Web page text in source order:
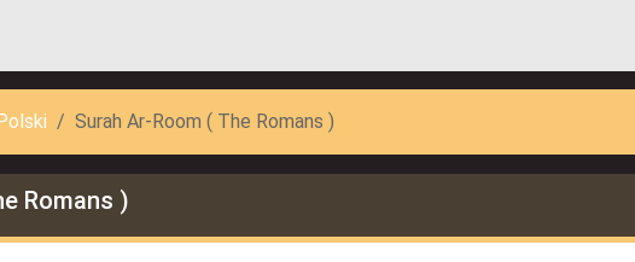
Surah Ar-Room ( The Romans )
Romans )